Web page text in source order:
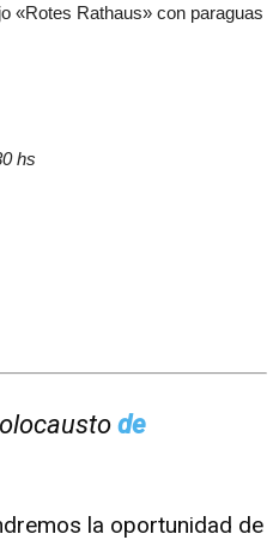
«Rotes Rathaus» con paraguas
hs
de
la oportunidad de